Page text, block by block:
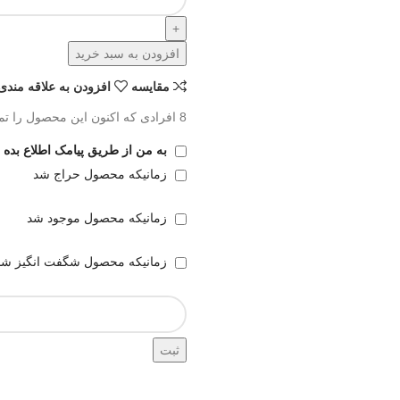
افزودن به سبد خرید
مقايسه افزودن به علاقه
8 افرادی که اکنون این محصول را
به من از طریق پیامک اطلاع بده
زمانیکه محصول حراج شد
زمانیکه محصول موجود شد
زمانیکه محصول شگفت انگیز
ثبت